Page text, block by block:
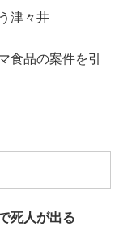
津々井
食品の案件を引
死人が出る